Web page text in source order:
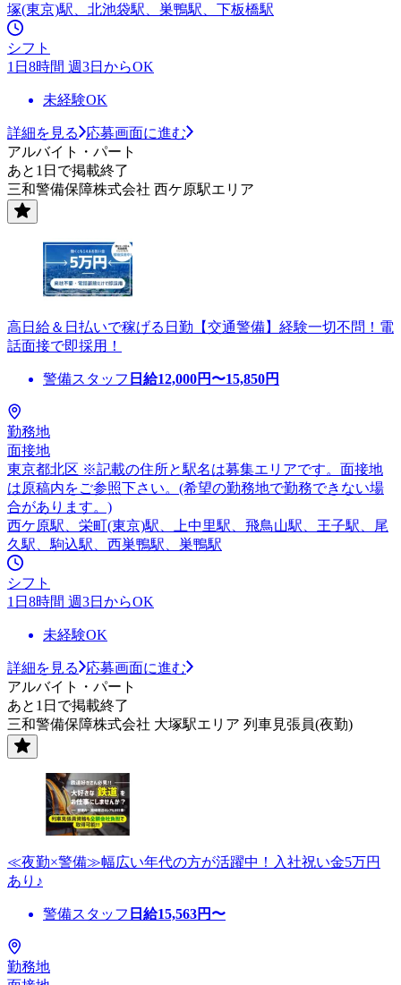
塚(東京)駅、北池袋駅、巣鴨駅、下板橋駅
シフト
1日8時間 週3日からOK
未経験OK
詳細を見る
応募画面に進む
アルバイト・パート
あと1日で掲載終了
三和警備保障株式会社 西ケ原駅エリア
高日給＆日払いで稼げる日勤【交通警備】経験一切不問！電
話面接で即採用！
警備スタッフ 日給12,000円〜15,850円
勤務地
面接地
東京都北区 ※記載の住所と駅名は募集エリアです。面接地
は原稿内をご参照下さい。(希望の勤務地で勤務できない場
合があります。)
西ケ原駅、栄町(東京)駅、上中里駅、飛鳥山駅、王子駅、尾
久駅、駒込駅、西巣鴨駅、巣鴨駅
シフト
1日8時間 週3日からOK
未経験OK
詳細を見る
応募画面に進む
アルバイト・パート
あと1日で掲載終了
三和警備保障株式会社 大塚駅エリア 列車見張員(夜勤)
≪夜勤×警備≫幅広い年代の方が活躍中！入社祝い金5万円
あり♪
警備スタッフ 日給15,563円〜
勤務地